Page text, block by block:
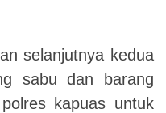
selanjutnya kedua
sabu dan barang
kapuas untuk